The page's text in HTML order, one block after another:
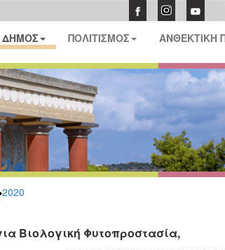
ΠΟΛΙΤΙΣΜΟΣ ΑΝΘΕΚΤΙΚΗ
2020
Βιολογική Φυτοπροστασία,